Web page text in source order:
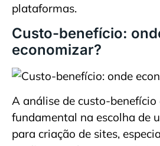
plataformas.
Custo-benefício:
economizar?
A análise de custo-
fundamental na escolha de
para criação de sites,